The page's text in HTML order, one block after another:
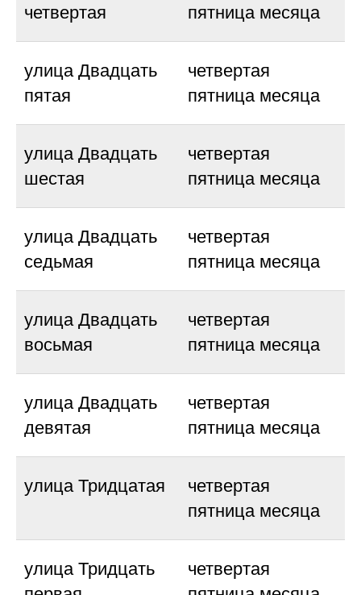
четвертая
пятница месяца
улица Двадцать
пятая
четвертая
пятница месяца
улица Двадцать
шестая
четвертая
пятница месяца
улица Двадцать
седьмая
четвертая
пятница месяца
улица Двадцать
восьмая
четвертая
пятница месяца
улица Двадцать
девятая
четвертая
пятница месяца
улица Тридцатая
четвертая
пятница месяца
улица Тридцать
четвертая